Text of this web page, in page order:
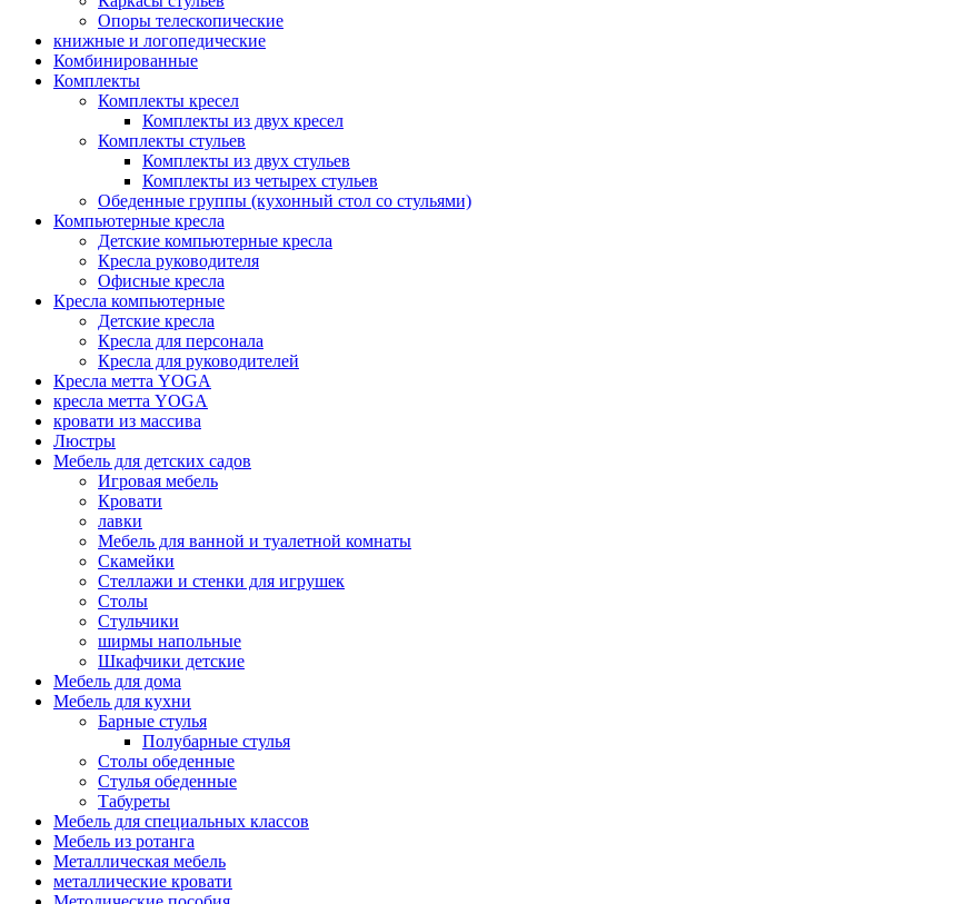
Опоры телескопические
книжные и логопедические
Комбинированные
Комплекты
Комплекты кресел
Комплекты из двух кресел
Комплекты стульев
Комплекты из двух стульев
Комплекты из четырех стульев
Обеденные группы (кухонный стол со стульями)
Компьютерные кресла
Детские компьютерные кресла
Кресла руководителя
Офисные кресла
Кресла компьютерные
Детские кресла
Кресла для персонала
Кресла для руководителей
Кресла метта YOGA
кресла метта YOGA
кровати из массива
Люстры
Мебель для детских садов
Игровая мебель
Кровати
лавки
Мебель для ванной и туалетной комнаты
Скамейки
Стеллажи и стенки для игрушек
Столы
Стульчики
ширмы напольные
Шкафчики детские
Мебель для дома
Мебель для кухни
Барные стулья
Полубарные стулья
Столы обеденные
Стулья обеденные
Табуреты
Мебель для специальных классов
Мебель из ротанга
Металлическая мебель
металлические кровати